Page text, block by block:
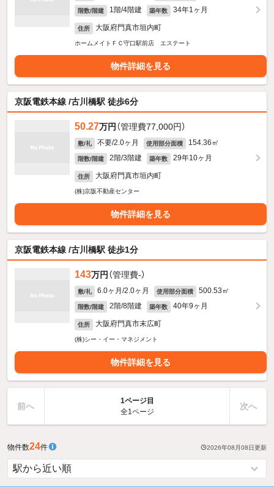
階数/階建 1階/4階建 築年数 34年1ヶ月
住所 大阪府門真市垣内町
ホームメイトＦＣ守口駅前店 エステート
物件詳細を見る
京阪電鉄本線 /古川橋駅 徒歩6分
50.27万円 （管理費77,000円）
敷/礼 不要/2.0ヶ月 使用部分面積 154.36㎡
階数/階建 2階/3階建 築年数 29年10ヶ月
住所 大阪府門真市垣内町
(株)京阪不動産センター
物件詳細を見る
京阪電鉄本線 /古川橋駅 徒歩1分
143万円 （管理費-）
敷/礼 6.0ヶ月/2.0ヶ月 使用部分面積 500.53㎡
階数/階建 2階/8階建 築年数 40年9ヶ月
住所 大阪府門真市末広町
(株)シー・イー・マネジメント
物件詳細を見る
前へ
1ページ目
全1ページ
次へ
物件数24件 2026年08月08日更新